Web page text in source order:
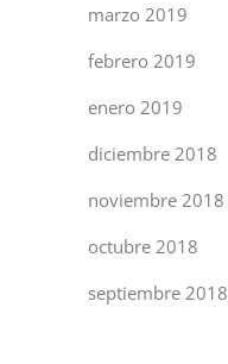
marzo 2019
febrero 2019
enero 2019
diciembre 2018
noviembre 2018
octubre 2018
septiembre 2018